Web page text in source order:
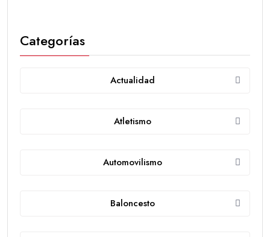
Categorías
Actualidad
Atletismo
Automovilismo
Baloncesto